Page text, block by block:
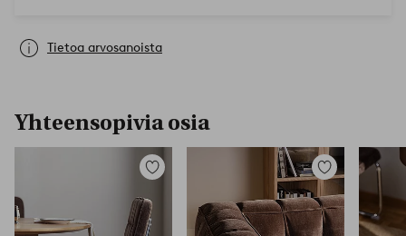
Tietoa arvosanoista
Yhteensopivia osia
Lisää
Lisää
suosikkeihin